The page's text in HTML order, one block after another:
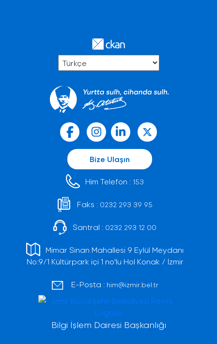
Bize Ulaşın
Him Telefon : 153
Faks : 0232 293 39 95
Santral : 0232 293 12 00
Mimar Sinan Mahallesi 9 Eylül Meydanı
No:9/1 Kültürpark içi 1 no'lu Hol Konak / İzmir
E-Posta : him@izmir.bel.tr
Bilgi İşlem Dairesi Başkanlığı